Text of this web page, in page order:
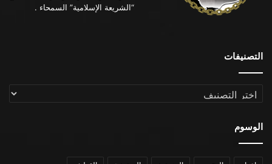
“الشريعة الإسلامية” السمحاء .
التصنيفات
التصنيفات
الوسوم